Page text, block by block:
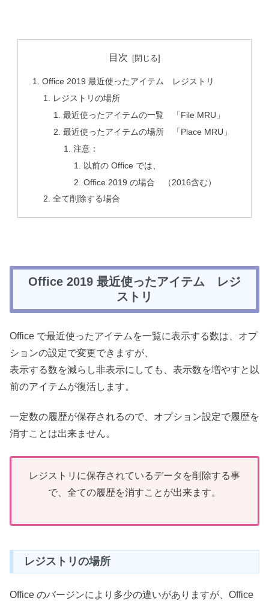
目次
Office 2019 最近使ったアイテム レジストリ
レジストリの場所
最近使ったアイテムの一覧 「File MRU」
最近使ったアイテムの場所 「Place MRU」
注意：
以前の Office では、
Office 2019 の場合 （2016含む）
全て削除する場合
Office 2019 最近使ったアイテム レジ
ストリ
Office で最近使ったアイテムを一覧に表示する数は、オプ
ションの設定で変更できますが、
表示する数を減らし非表示にしても、表示数を増やすと以
前のアイテムが復活します。
一定数の履歴が保存されるので、オプション設定で履歴を
消すことは出来ません。
レジストリに保存されているデータを削除する事
で、全ての履歴を消すことが出来ます。
レジストリの場所
Office のバージンにより多少の違いがありますが、Office